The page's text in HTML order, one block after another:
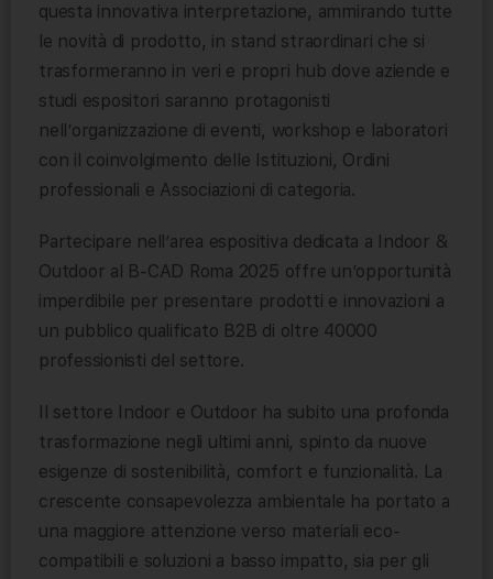
questa innovativa interpretazione, ammirando tutte
le novità di prodotto, in stand straordinari che si
trasformeranno in veri e propri hub dove aziende e
studi espositori saranno protagonisti
nell’organizzazione di eventi, workshop e laboratori
con il coinvolgimento delle Istituzioni, Ordini
professionali e Associazioni di categoria.
Partecipare nell’area espositiva dedicata a Indoor &
Outdoor al B-CAD Roma 2025 offre un’opportunità
imperdibile per presentare prodotti e innovazioni a
un pubblico qualificato B2B di oltre 40000
professionisti del settore.
Il settore Indoor e Outdoor ha subito una profonda
trasformazione negli ultimi anni, spinto da nuove
esigenze di sostenibilità, comfort e funzionalità. La
crescente consapevolezza ambientale ha portato a
una maggiore attenzione verso materiali eco-
compatibili e soluzioni a basso impatto, sia per gli